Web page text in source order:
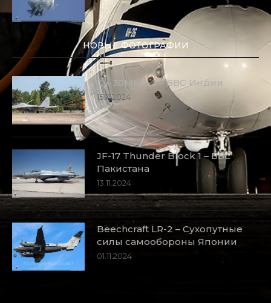
НОВЫЕ ФОТОГРАФИИ
Су-30МКИ-3 – ВВС Индии
15.11.2024
JF-17 Thunder Block 1 – ВВС
Пакистана
13.11.2024
Beechcraft LR-2 – Сухопутные
силы самообороны Японии
01.11.2024